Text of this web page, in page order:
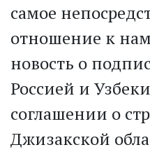
самое
отношение к
новость о
Россией и
соглашении о
Джизакской